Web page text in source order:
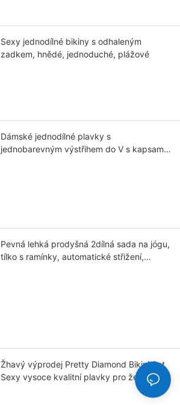
Sexy jednodílné bikiny s odhaleným
zadkem, hnědé, jednoduché, plážové
Dámské jednodílné plavky s
jednobarevným výstřihem do V s kapsami
Pevná lehká prodyšná 2dílná sada na jógu,
tílko s ramínky, automatické střižení,
Žhavý výprodej Pretty Diamond Bikini Set
Sexy vysoce kvalitní plavky pro ženy